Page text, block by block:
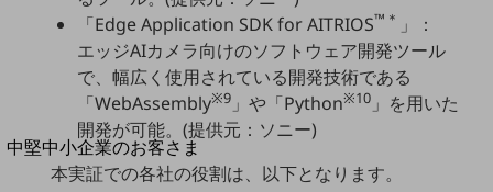
最新の導入事例や注目の導入事例をご紹介します
開催・出展する各種セミナー、イベント情報をご紹介します
別ウィンドウで開きます
中堅中小企業のお客さま
NTTドコモビジネスウォッチ
「Edge Application SDK for AITRIOS™＊ 」：
エッジAIカメラ向けのソフトウェア開発ツール
で、幅広く使用されている開発技術である
「WebAssembly※9 」や「Python※10 」を用いた
開発が可能。(提供元：ソニー)
本実証での各社の役割は、以下となります。